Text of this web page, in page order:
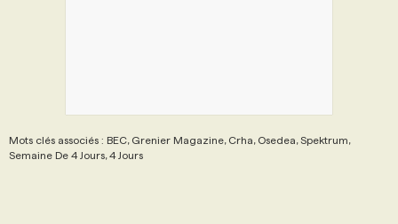
Mots clés associés : BEC, Grenier Magazine, Crha, Osedea, Spektrum,
Semaine De 4 Jours, 4 Jours